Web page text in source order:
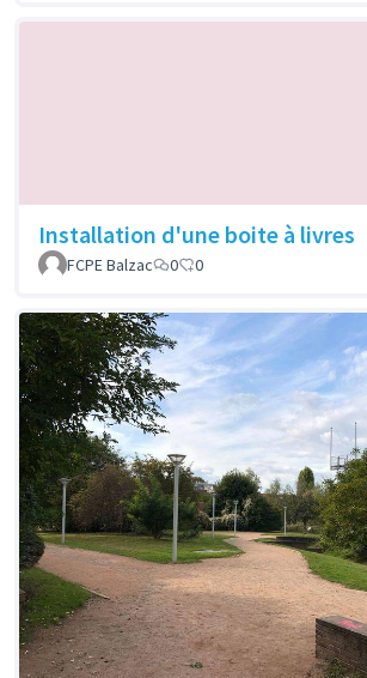
Installation d'une boite à livres
FCPE Balzac
0 0